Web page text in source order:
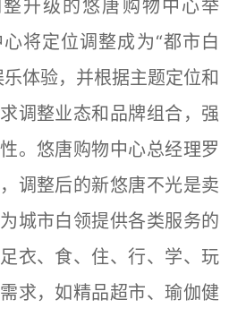
升级的悠唐购物中心举
将定位调整成为“都市白
体验，并根据主题定位和
调整业态和品牌组合，强
。悠唐购物中心总经理罗
调整后的新悠唐不光是卖
城市白领提供各类服务的
衣、食、住、行、学、玩
求，如精品超市、瑜伽健